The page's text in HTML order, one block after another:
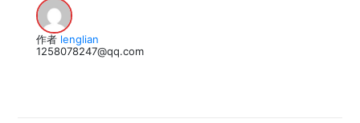
作者 lenglian
1258078247@qq.com